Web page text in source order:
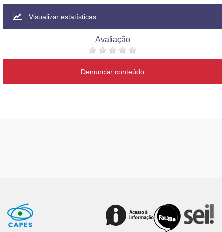
Visualizar estatísticas
Avaliação
Denunciar conteúdo